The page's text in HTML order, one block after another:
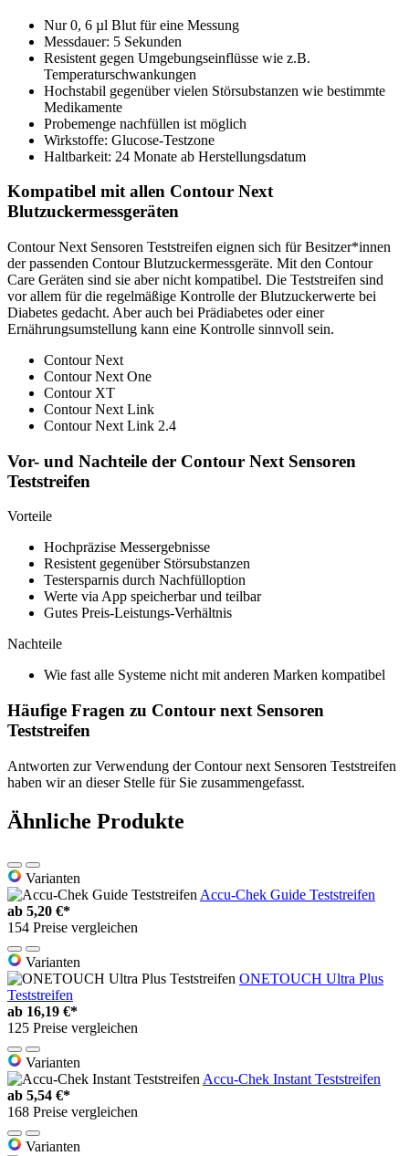
Nur 0, 6 µl Blut für eine Messung
Messdauer: 5 Sekunden
Resistent gegen Umgebungseinflüsse wie z.B.
Temperaturschwankungen
Hochstabil gegenüber vielen Störsubstanzen wie bestimmte
Medikamente
Probemenge nachfüllen ist möglich
Wirkstoffe: Glucose-Testzone
Haltbarkeit: 24 Monate ab Herstellungsdatum
Kompatibel mit allen Contour Next
Blutzuckermessgeräten
Contour Next Sensoren Teststreifen eignen sich für Besitzer*innen
der passenden Contour Blutzuckermessgeräte. Mit den Contour
Care Geräten sind sie aber nicht kompatibel. Die Teststreifen sind
vor allem für die regelmäßige Kontrolle der Blutzuckerwerte bei
Diabetes gedacht. Aber auch bei Prädiabetes oder einer
Ernährungsumstellung kann eine Kontrolle sinnvoll sein.
Contour Next
Contour Next One
Contour XT
Contour Next Link
Contour Next Link 2.4
Vor- und Nachteile der Contour Next Sensoren
Teststreifen
Vorteile
Hochpräzise Messergebnisse
Resistent gegenüber Störsubstanzen
Testersparnis durch Nachfülloption
Werte via App speicherbar und teilbar
Gutes Preis-Leistungs-Verhältnis
Nachteile
Wie fast alle Systeme nicht mit anderen Marken kompatibel
Häufige Fragen zu Contour next Sensoren
Teststreifen
Antworten zur Verwendung der Contour next Sensoren Teststreifen
haben wir an dieser Stelle für Sie zusammengefasst.
Ähnliche Produkte
Varianten
Accu-Chek Guide Teststreifen
ab 5,20 €*
154 Preise vergleichen
Varianten
ONETOUCH Ultra Plus
Teststreifen
ab 16,19 €*
125 Preise vergleichen
Varianten
Accu-Chek Instant Teststreifen
ab 5,54 €*
168 Preise vergleichen
Varianten